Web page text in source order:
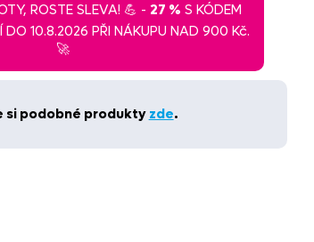
ROSTE SLEVA! 💪 -27 % S KÓDEM
DO 10.8.2026 PŘI NÁKUPU NAD 900 Kč.
🚀
si podobné produktyzde.